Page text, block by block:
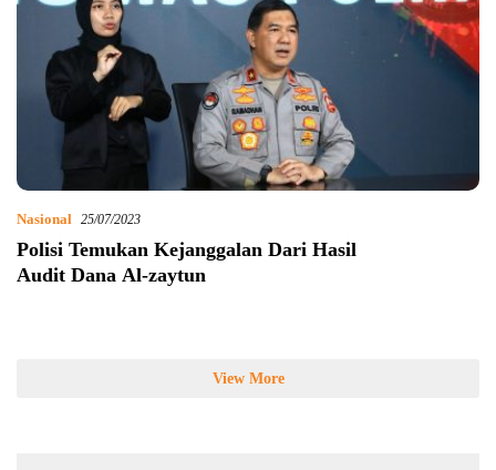
Nasional 25/07/2023
Polisi Temukan Kejanggalan Dari Hasil
Audit Dana Al-zaytun
View More